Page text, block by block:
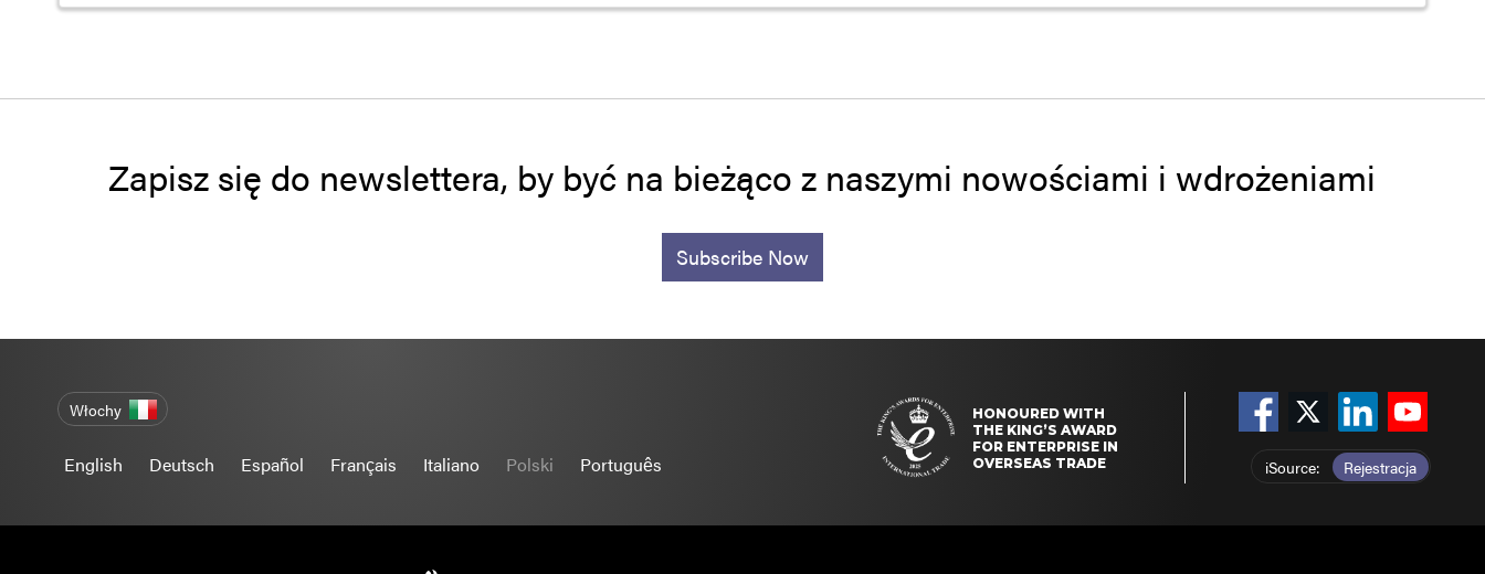
Zapisz się do newslettera, by być na bieżąco z naszymi nowościami i wdrożeniami
Subscribe Now
HONOURED WITH
THE KING’S AWARD
FOR ENTERPRISE IN
OVERSEAS TRADE
iSource Rejestracja
Włochy
English Deutsch Español Français Italiano Polski Português